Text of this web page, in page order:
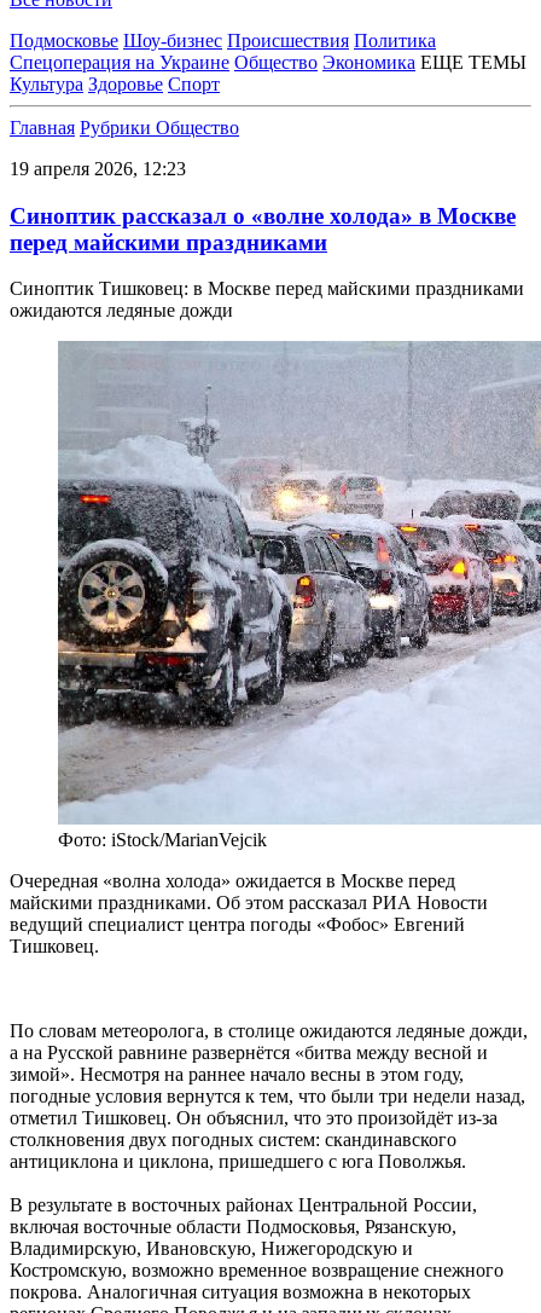
Подмосковье Шоу-бизнес Происшествия Политика
Спецоперация на Украине Общество Экономика ЕЩЕ ТЕМЫ
Культура Здоровье Спорт
Главная Рубрики Общество
19 апреля 2026, 12:23
Синоптик рассказал о «волне холода» в Москве
перед майскими праздниками
Синоптик Тишковец: в Москве перед майскими праздниками
ожидаются ледяные дожди
Фото: iStock/MarianVejcik
Очередная «волна холода» ожидается в Москве перед
майскими праздниками. Об этом рассказал РИА Новости
ведущий специалист центра погоды «Фобос» Евгений
Тишковец.
По словам метеоролога, в столице ожидаются ледяные дожди,
а на Русской равнине развернётся «битва между весной и
зимой». Несмотря на раннее начало весны в этом году,
погодные условия вернутся к тем, что были три недели назад,
отметил Тишковец. Он объяснил, что это произойдёт из-за
столкновения двух погодных систем: скандинавского
антициклона и циклона, пришедшего с юга Поволжья.
В результате в восточных районах Центральной России,
включая восточные области Подмосковья, Рязанскую,
Владимирскую, Ивановскую, Нижегородскую и
Костромскую, возможно временное возвращение снежного
покрова. Аналогичная ситуация возможна в некоторых